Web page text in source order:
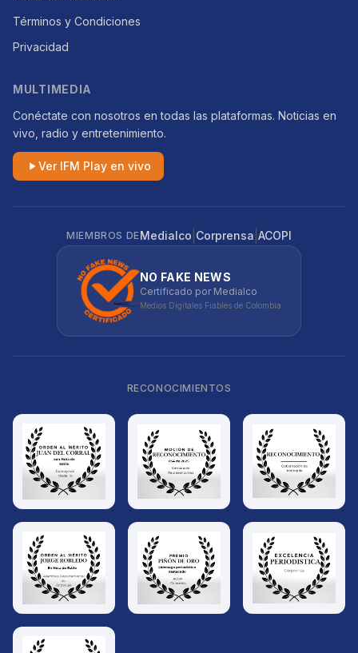
Términos y Condiciones
Privacidad
MULTIMEDIA
Conéctate con nosotros en todas las plataformas. Noticias en
vivo, radio y entretenimiento.
Ver IFM Play en vivo
MIEMBROS DEMedialco Corprensa ACOPI
NO FAKE NEWS
Certificado por Medialco
Medios Digitales Fiables de Colombia
RECONOCIMIENTOS